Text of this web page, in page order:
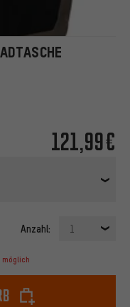
121,99€
Anzahl: 1
möglich